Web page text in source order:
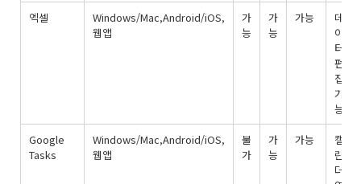
엑셀
Windows/Mac,Android/iOS,
웹앱
가
능
가
능
가능
데
이
터
편
집
기
능
Google
Tasks
Windows/Mac,Android/iOS,
웹앱
불
가
가
능
가능
캘
린
더